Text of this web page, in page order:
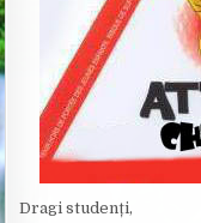
Dragi studenți,